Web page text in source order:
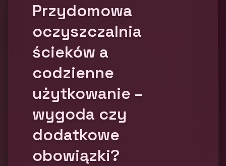
Przydomowa
oczyszczalnia
ścieków a
codzienne
użytkowanie –
wygoda czy
dodatkowe
obowiązki?